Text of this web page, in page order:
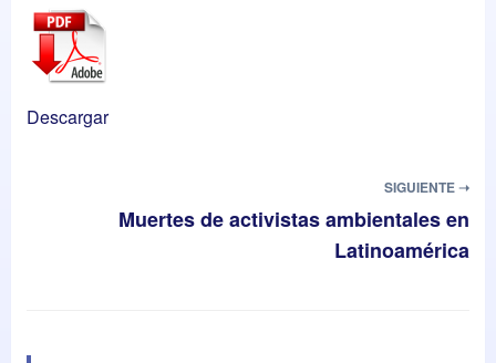
Descargar
SIGUIENTE ➝
Muertes de activistas ambientales en
Latinoamérica